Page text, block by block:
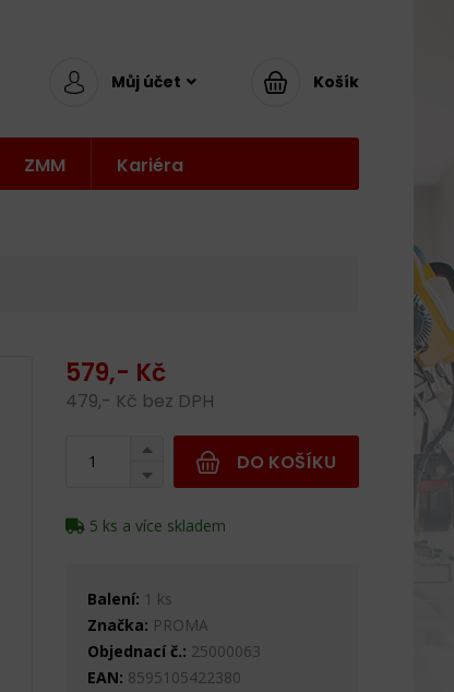
Můj účet Košík
ZMM Kariéra
579,- Kč
479,- Kč bez DPH
DO KOŠÍKU
5 ks a více skladem
Balení: 1 ks
Značka: PROMA
Objednací č.: 25000063
EAN: 8595105422380